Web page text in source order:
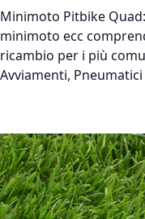
Minimoto Pitbike Quad:
minimoto ecc
ricambio per i più
Avviamenti,